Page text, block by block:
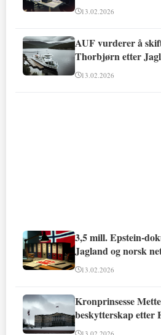
13.02.2026
AUF vurderer å
Thorbjørn etter
13.02.2026
3,5 mill. Epstein-
Jagland og norsk
13.02.2026
Kronprinsesse
beskytterskap etter